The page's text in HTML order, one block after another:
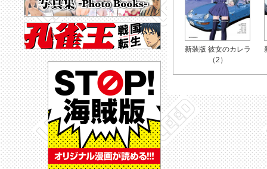
新装版 彼女のカレラ
（2）